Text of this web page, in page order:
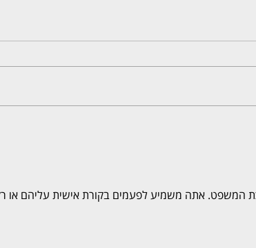
המשפט. אתה משמיע לפעמים בקורת אישית עליהם או